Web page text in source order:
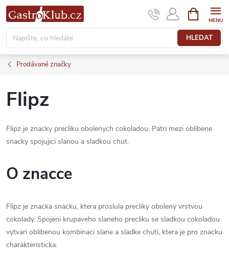
Přejít
na
obsah
HLEDAT
NÁKUPNÍ
KOŠÍK
Prodávané značky
Flipz
Flipz je znacky precliku obolenych cokoladou. Patri mezi oblibene
snacky spojujici slanou a sladkou chut.
O znacce
Flipz je znacka snacku, ktera proslula precliky oboleny vrstvou
cokolady. Spojeni krupaveho slaneho precliku se sladkou cokoladou
vytvari oblibenou kombinaci slane a sladke chuti, ktera je pro znacku
charakteristicka.